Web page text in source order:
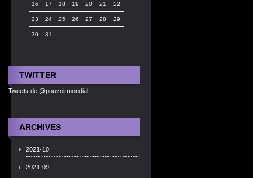
16 17 18 19 20 21 22
23 24 25 26 27 28 29
30 31
TWITTER
Tweets de @pouvoirmondial
ARCHIVES
2021-10
2021-09